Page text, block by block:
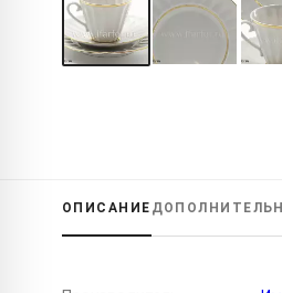
ОПИСАНИЕ